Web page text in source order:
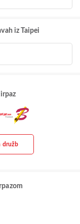
iz Taipei
družb